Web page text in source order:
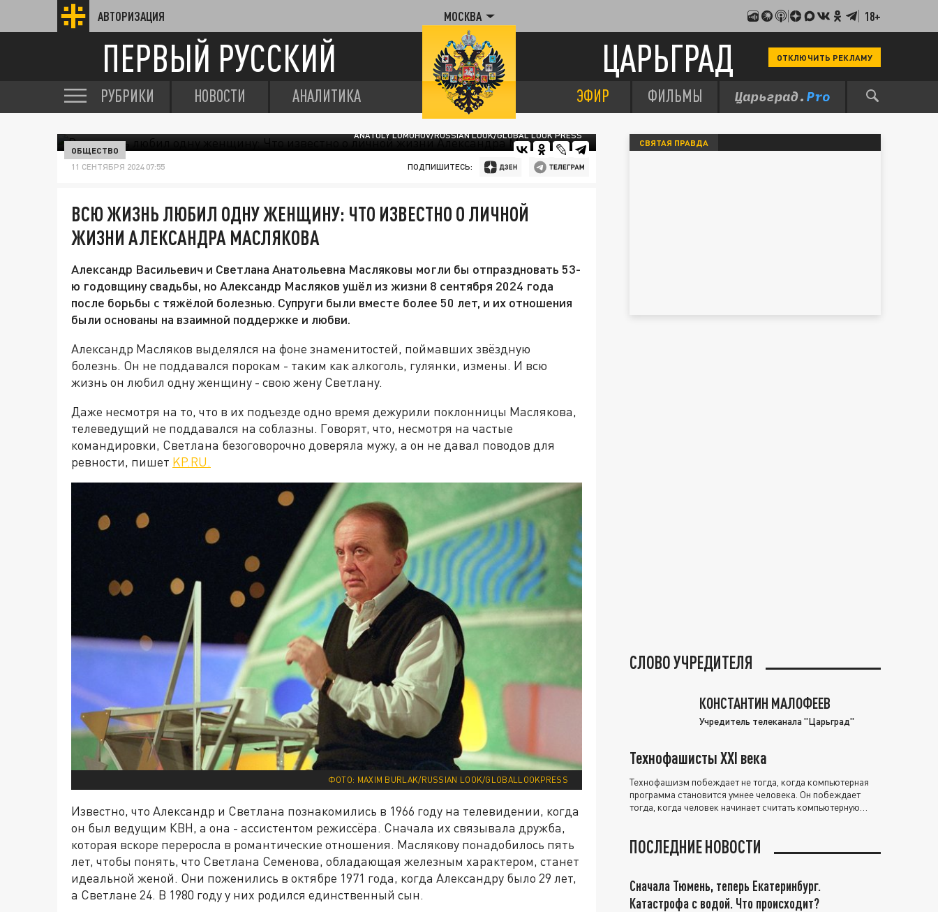
АВТОРИЗАЦИЯ МОСКВА 18+
ПЕРВЫЙ РУССКИЙ ЦАРЬГРАД ОТКЛЮЧИТЬ РЕКЛАМУ
РУБРИКИ НОВОСТИ АНАЛИТИКА ЭФИР ФИЛЬМЫ
ANATOLY LOMOHOV/RUSSIAN LOOK/GLOBAL LOOK PRESS
ОБЩЕСТВО
11 СЕНТЯБРЯ 2024 07:55 ПОДПИШИТЕСЬ:
ВСЮ ЖИЗНЬ ЛЮБИЛ ОДНУ ЖЕНЩИНУ: ЧТО ИЗВЕСТНО О ЛИЧНОЙ
ЖИЗНИ АЛЕКСАНДРА МАСЛЯКОВА
Александр Васильевич и Светлана Анатольевна Масляковы могли бы отпраздновать 53-
ю годовщину свадьбы, но Александр Масляков ушёл из жизни 8 сентября 2024 года
после борьбы с тяжёлой болезнью. Супруги были вместе более 50 лет, и их отношения
были основаны на взаимной поддержке и любви.
Александр Масляков выделялся на фоне знаменитостей, поймавших звёздную
болезнь. Он не поддавался порокам - таким как алкоголь, гулянки, измены. И всю
жизнь он любил одну женщину - свою жену Светлану.
Даже несмотря на то, что в их подъезде одно время дежурили поклонницы Маслякова,
телеведущий не поддавался на соблазны. Говорят, что, несмотря на частые
командировки, Светлана безоговорочно доверяла мужу, а он не давал поводов для
ревности, пишет KP.RU.
ФОТО: MAXIM BURLAK/RUSSIAN LOOK/GLOBALLOOKPRESS
Известно, что Александр и Светлана познакомились в 1966 году на телевидении, когда
он был ведущим КВН, а она - ассистентом режиссёра. Сначала их связывала дружба,
которая вскоре переросла в романтические отношения. Маслякову понадобилось пять
лет, чтобы понять, что Светлана Семенова, обладающая железным характером, станет
идеальной женой. Они поженились в октябре 1971 года, когда Александру было 29 лет,
а Светлане 24. В 1980 году у них родился единственный сын.
СВЯТАЯ ПРАВДА
СЛОВО УЧРЕДИТЕЛЯ
КОНСТАНТИН МАЛОФЕЕВ
Учредитель телеканала "Царьград"
Технофашисты XXI века
Технофашизм побеждает не тогда, когда компьютерная
программа становится умнее человека. Он побеждает
тогда, когда человек начинает считать компьютерную
ПОСЛЕДНИЕ НОВОСТИ
Сначала Тюмень, теперь Екатеринбург.
Катастрофа с водой. Что происходит?